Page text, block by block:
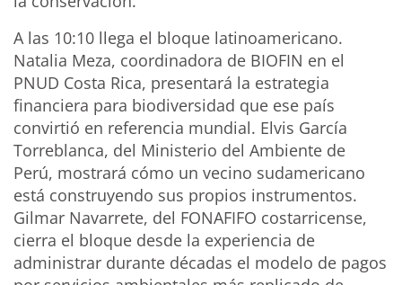
A las 10:10 llega el bloque latinoamericano.
Natalia Meza, coordinadora de BIOFIN en el
PNUD Costa Rica, presentará la estrategia
financiera para biodiversidad que ese país
convirtió en referencia mundial. Elvis García
Torreblanca, del Ministerio del Ambiente de
Perú, mostrará cómo un vecino sudamericano
está construyendo sus propios instrumentos.
Gilmar Navarrete, del FONAFIFO costarricense,
cierra el bloque desde la experiencia de
administrar durante décadas el modelo de pagos